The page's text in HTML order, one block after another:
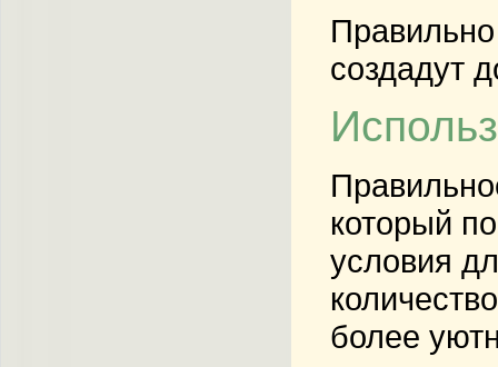
создадут
который
условия
более